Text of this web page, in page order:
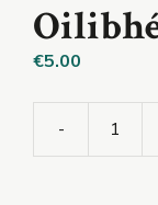
€5.00
-